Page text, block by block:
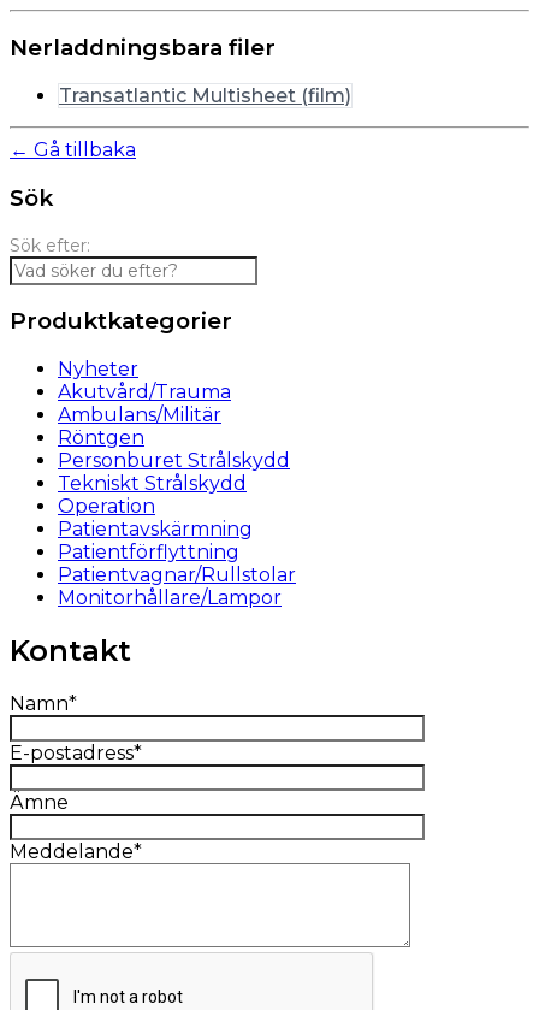
Nerladdningsbara filer
Transatlantic Multisheet (film)
← Gå tillbaka
Sök
Sök efter:
Produktkategorier
Nyheter
Akutvård/Trauma
Ambulans/Militär
Röntgen
Personburet Strålskydd
Tekniskt Strålskydd
Operation
Patientavskärmning
Patientförflyttning
Patientvagnar/Rullstolar
Monitorhållare/Lampor
Kontakt
Namn*
E-postadress*
Ämne
Meddelande*